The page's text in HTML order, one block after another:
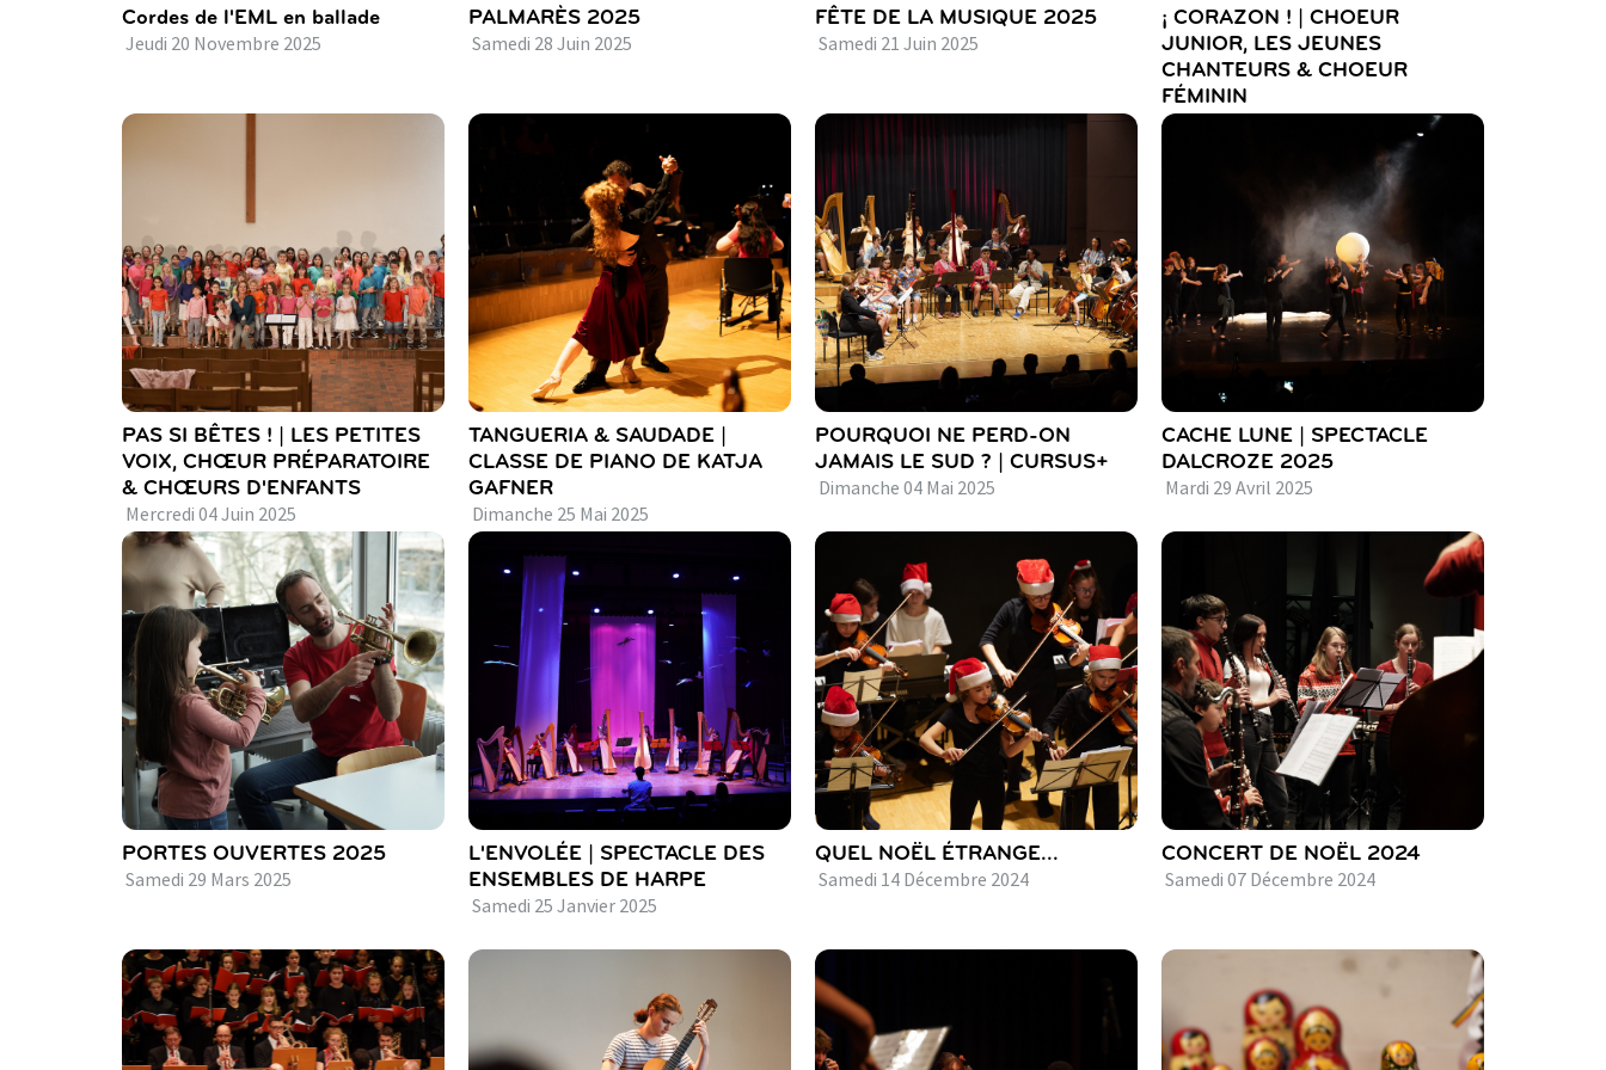
Cordes de l'EML en ballade
Jeudi 20 Novembre 2025
PALMARÈS 2025
Samedi 28 Juin 2025
FÊTE DE LA MUSIQUE 2025
Samedi 21 Juin 2025
¡ CORAZON ! | CHOEUR
JUNIOR, LES JEUNES
CHANTEURS & CHOEUR
FÉMININ
Mardi
PAS SI BÊTES ! | LES PETITES
VOIX, CHŒUR PRÉPARATOIRE
& CHŒURS D'ENFANTS
Mercredi 04Juin 2025
TANGUERIA & SAUDADE |
CLASSE DE PIANO DE KATJA
GAFNER
Dimanche 25 Mai 2025
POURQUOI NE PERD-ON
JAMAIS LE SUD ? | CURSUS+
Dimanche 04 Mai 2025
CACHE LUNE | SPECTACLE
DALCROZE 2025
Mardi 29 Avril 2025
PORTES OUVERTES 2025
Samedi 29 Mars 2025
L'ENVOLÉE | SPECTACLE DES
ENSEMBLES DE HARPE
Samedi 25 Janvier 2025
QUEL NOËL ÉTRANGE...
Samedi 14 Décembre 2024
CONCERT DE NOËL 2024
Samedi 07 Décembre 2024